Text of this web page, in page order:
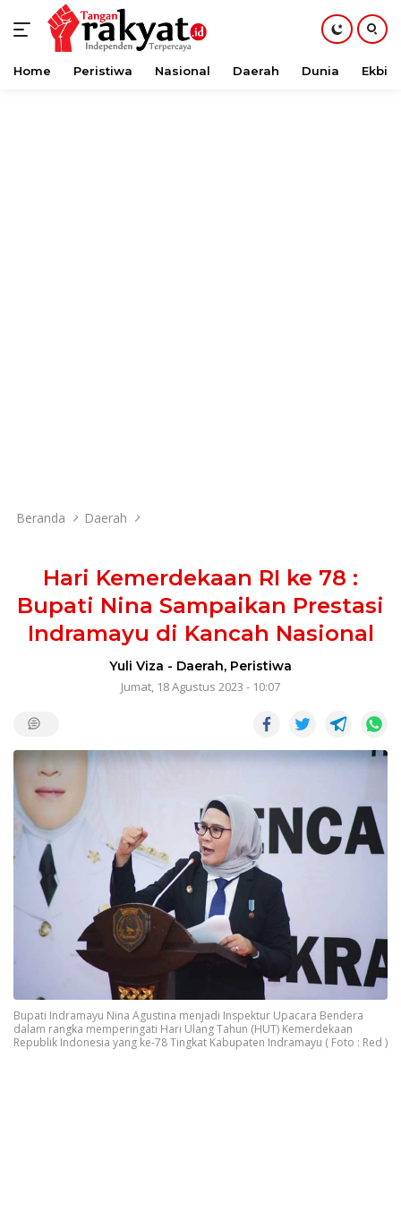
Langsung
Home Peristiwa Nasional Daerah Dunia Ekbis
Beranda Daerah
Hari Kemerdekaan RI ke 78 :
Bupati Nina Sampaikan Prestasi
Indramayu di Kancah Nasional
Yuli Viza - Daerah, Peristiwa
Jumat, 18 Agustus 2023 - 10:07
Bupati Indramayu Nina Agustina menjadi Inspektur Upacara Bendera
dalam rangka memperingati Hari Ulang Tahun (HUT) Kemerdekaan
Republik Indonesia yang ke-78 Tingkat Kabupaten Indramayu ( Foto : Red )